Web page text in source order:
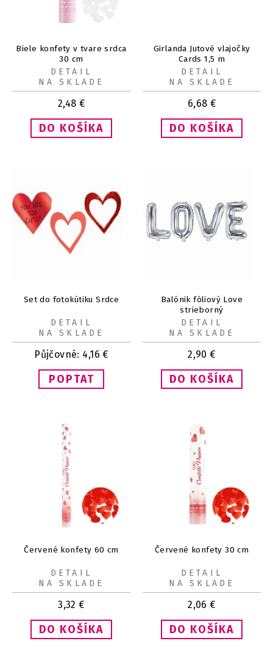
Biele konfety v tvare srdca
30 cm
2,48 €
DETAIL
NA SKLADE
Girlanda Jutové vlajočky
Cards 1,5 m
6,68 €
DETAIL
NA SKLADE
Set do fotokútiku Srdce
Půjčovné: 4,16 €
POPTAT
DETAIL
NA SKLADE
Balónik fóliový Love
strieborný
2,90 €
DETAIL
NA SKLADE
Červené konfety 60 cm
3,32 €
DETAIL
NA SKLADE
Červené konfety 30 cm
2,06 €
DETAIL
NA SKLADE